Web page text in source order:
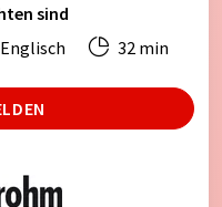
sind
Englisch 32 min